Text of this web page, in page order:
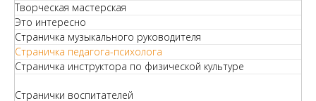
Творческая мастерская
Это интересно
Страничка музыкального руководителя
Страничка педагога-психолога
Страничка инструктора по физической культуре
Странички воспитателей